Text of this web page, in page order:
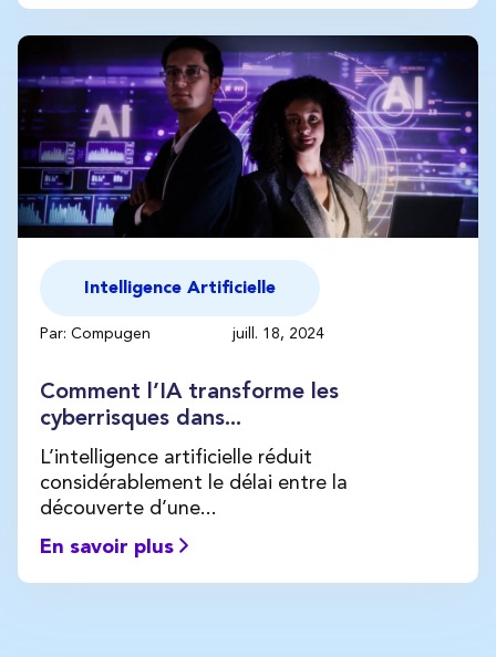
Intelligence Artificielle
Par: Compugen juill. 18, 2024
Comment l’IA transforme les
cyberrisques dans...
L’intelligence artificielle réduit
considérablement le délai entre la
découverte d’une...
En savoir plus